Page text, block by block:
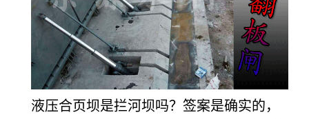
液压合页坝是拦河坝吗？签案是确实的，